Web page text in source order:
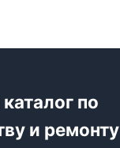
по
и ремонту